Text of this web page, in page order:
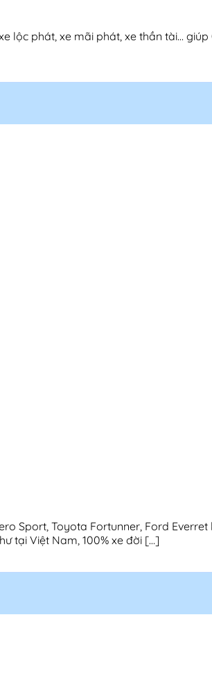
lộc phát, xe mãi phát, xe thần tài…
Sport, Toyota Fortunner, Ford
tại Việt Nam, 100% xe đời […]